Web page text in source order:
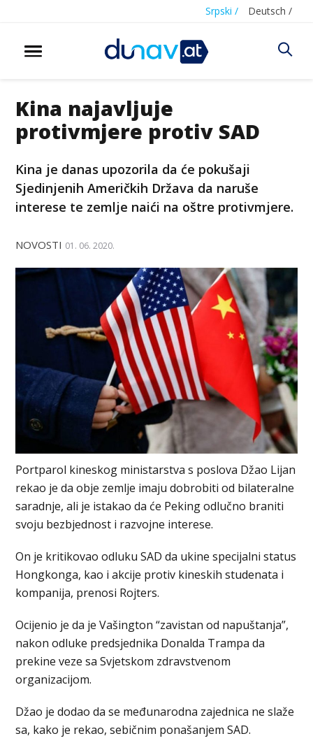
Srpski / Deutsch /
Kina najavljuje
protivmjere protiv SAD
Kina je danas upozorila da će pokušaji
Sjedinjenih Američkih Država da naruše
interese te zemlje naići na oštre protivmjere.
NOVOSTI 01. 06. 2020.
Portparol kineskog ministarstva s poslova Džao Lijan
rekao je da obje zemlje imaju dobrobiti od bilateralne
saradnje, ali je istakao da će Peking odlučno braniti
svoju bezbjednost i razvojne interese.
On je kritikovao odluku SAD da ukine specijalni status
Hongkonga, kao i akcije protiv kineskih studenata i
kompanija, prenosi Rojters.
Ocijenio je da je Vašington “zavistan od napuštanja”,
nakon odluke predsjednika Donalda Trampa da
prekine veze sa Svjetskom zdravstvenom
organizacijom.
Džao je dodao da se međunarodna zajednica ne slaže
sa, kako je rekao, sebičnim ponašanjem SAD.